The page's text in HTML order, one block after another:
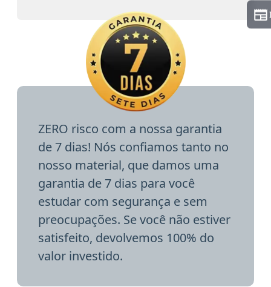
ZERO risco com a nossa garantia
de 7 dias! Nós confiamos tanto no
nosso material, que damos uma
garantia de 7 dias para você
estudar com segurança e sem
preocupações. Se você não estiver
satisfeito, devolvemos 100% do
valor investido.